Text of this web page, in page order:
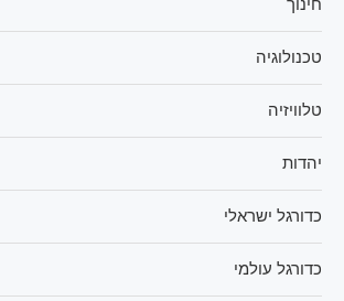
חינוך
טכנולוגיה
טלוויזיה
יהדות
כדורגל ישראלי
כדורגל עולמי